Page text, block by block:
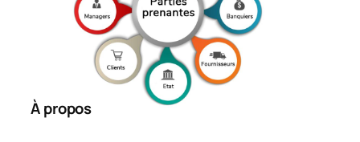
À propos